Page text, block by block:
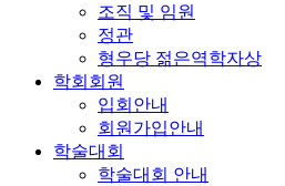
조직 및 임원
정관
형우당 젊은역학자상
학회회원
입회안내
회원가입안내
학술대회
학술대회 안내